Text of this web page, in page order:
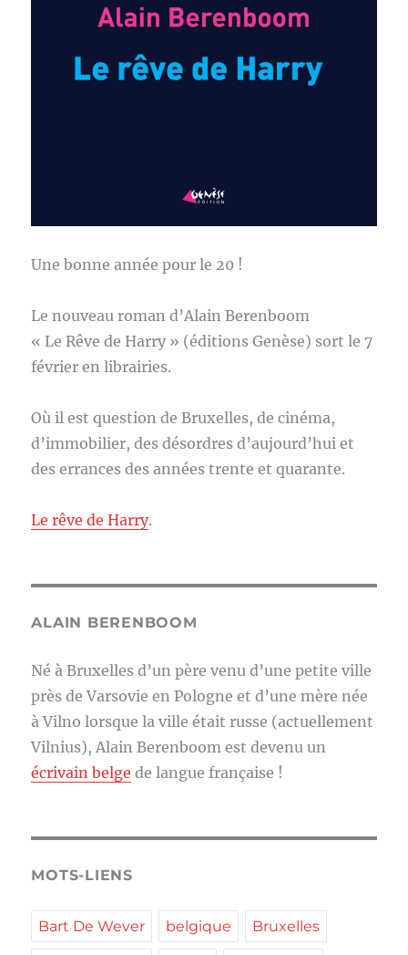
Une bonne année pour le 20 !
Le nouveau roman d’Alain Berenboom
« Le Rêve de Harry » (éditions Genèse) sort le 7
février en librairies.
Où il est question de Bruxelles, de cinéma,
d’immobilier, des désordres d’aujourd’hui et
des errances des années trente et quarante.
Le rêve de Harry.
ALAIN BERENBOOM
Né à Bruxelles d’un père venu d’une petite ville
près de Varsovie en Pologne et d’une mère née
à Vilno lorsque la ville était russe (actuellement
Vilnius), Alain Berenboom est devenu un
écrivain belge de langue française !
MOTS-LIENS
Bart De Wever belgique Bruxelles